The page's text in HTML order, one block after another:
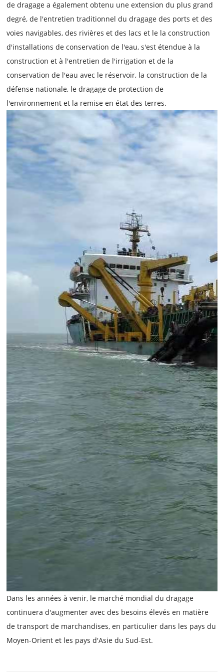
de dragage a également obtenu une extension du plus grand
degré, de l'entretien traditionnel du dragage des ports et des
voies navigables, des rivières et des lacs et le la construction
d'installations de conservation de l'eau, s'est étendue à la
construction et à l'entretien de l'irrigation et de la
conservation de l'eau avec le réservoir, la construction de la
défense nationale, le dragage de protection de
l'environnement et la remise en état des terres.
Dans les années à venir, le marché mondial du dragage
continuera d'augmenter avec des besoins élevés en matière
de transport de marchandises, en particulier dans les pays du
Moyen-Orient et les pays d'Asie du Sud-Est.